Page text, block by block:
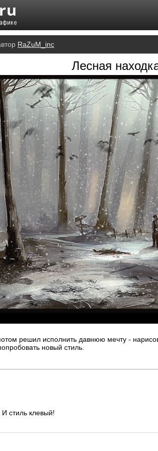
RaZuM_inc
Лесная
решил исполнить давнюю мечту -
новый стиль.
стиль клевый!